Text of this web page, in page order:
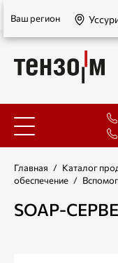
Уссурийск
Ваш регион
Главная / Каталог
обеспечение /
SOAP-